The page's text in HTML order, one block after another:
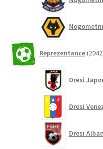
Reprezentance 2042
Dresi
Dresi
Dresi